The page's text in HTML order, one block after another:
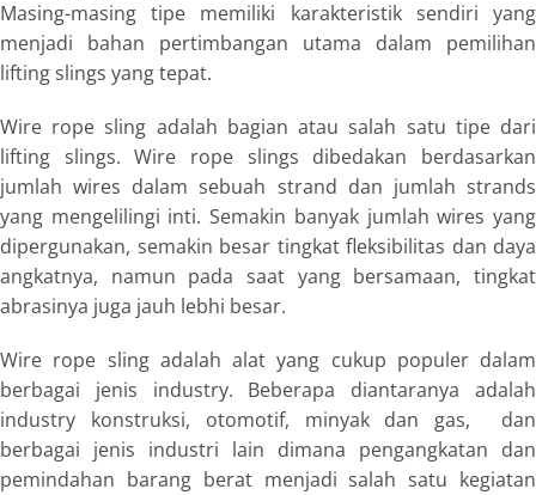
Masing-masing tipe memiliki karakteristik sendiri yang
menjadi bahan pertimbangan utama dalam pemilihan
lifting slings yang tepat.
Wire rope sling adalah bagian atau salah satu tipe dari
lifting slings. Wire rope slings dibedakan berdasarkan
jumlahwires dalam sebuah strand dan jumlahstrands
yang mengelilingi inti. Semakin banyak jumlahwiresyang
dipergunakan, semakin besar tingkat fleksibilitas dan daya
angkatnya, namun pada saat yang bersamaan, tingkat
abrasinya juga jauh lebhi besar.
Wire rope sling adalah alat yang cukup populer dalam
berbagai jenis industry. Beberapa diantaranya adalah
industry konstruksi, otomotif, minyak dan gas, dan
berbagai jenis industri lain dimana pengangkatan dan
pemindahan barang berat menjadi salah satu kegiatan